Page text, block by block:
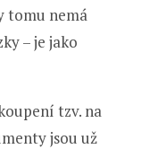
tomu nemá
– je jako
tzv. na
jsou už